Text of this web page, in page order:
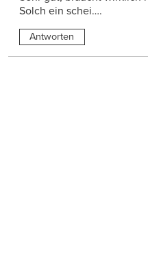
Solch ein schei….
Antworten